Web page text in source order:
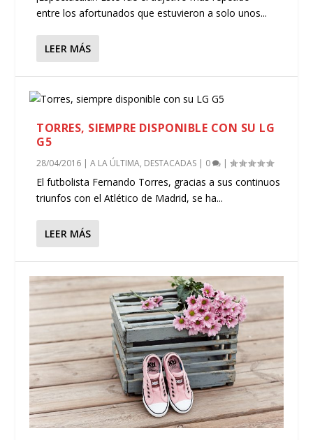
entre los afortunados que estuvieron a solo unos...
LEER MÁS
TORRES, SIEMPRE DISPONIBLE CON SU LG
G5
28/04/2016 |A LA ÚLTIMA, DESTACADAS | 0 |
El futbolista Fernando Torres, gracias a sus continuos
triunfos con el Atlético de Madrid, se ha...
LEER MÁS